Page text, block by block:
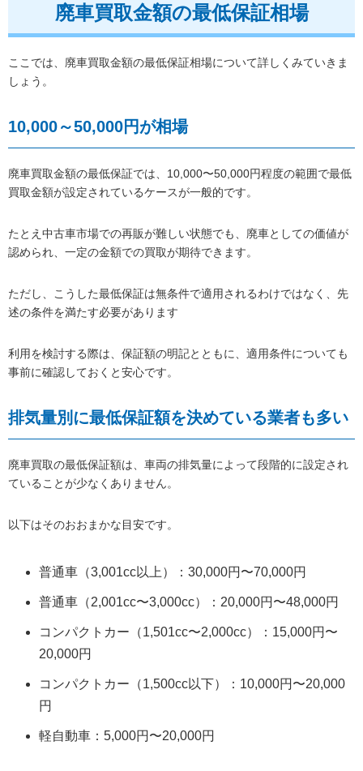
廃車買取金額の最低保証相場
ここでは、廃車買取金額の最低保証相場について詳しくみていきま
しょう。
10,000～50,000円が相場
廃車買取金額の最低保証では、10,000〜50,000円程度の範囲で最低
買取金額が設定されているケースが一般的です。
たとえ中古車市場での再販が難しい状態でも、廃車としての価値が
認められ、一定の金額での買取が期待できます。
ただし、こうした最低保証は無条件で適用されるわけではなく、先
述の条件を満たす必要があります
利用を検討する際は、保証額の明記とともに、適用条件についても
事前に確認しておくと安心です。
排気量別に最低保証額を決めている業者も多い
廃車買取の最低保証額は、車両の排気量によって段階的に設定され
ていることが少なくありません。
以下はそのおおまかな目安です。
普通車（3,001cc以上）：30,000円〜70,000円
普通車（2,001cc〜3,000cc）：20,000円〜48,000円
コンパクトカー（1,501cc〜2,000cc）：15,000円〜
20,000円
コンパクトカー（1,500cc以下）：10,000円〜20,000
円
軽自動車：5,000円〜20,000円